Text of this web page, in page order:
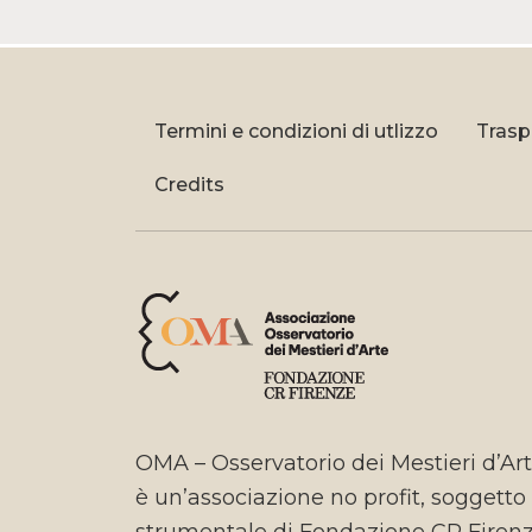
Termini e condizioni di utlizzo
Credits
OMA – Osservatorio dei Mestieri
è un’associazione no profit, soggetto